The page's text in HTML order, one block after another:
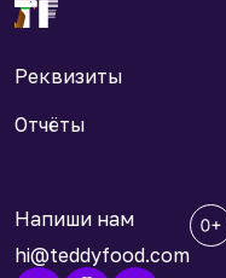
Реквизиты
Отчёты
Напиши нам
hi@teddyfood.com